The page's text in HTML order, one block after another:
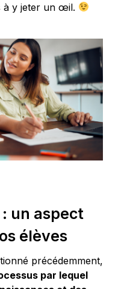
à y jeter un œil.
: un aspect
élèves
précédemment,
par lequel